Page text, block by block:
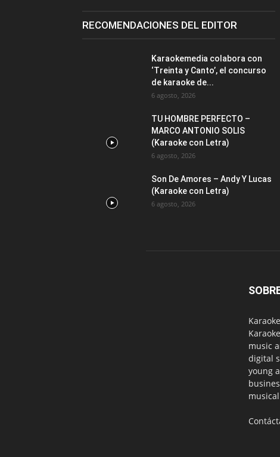
RECOMENDACIONES DEL EDITOR
Karaokemedia colabora con
‘Treinta y Canto’, el concurso
de karaoke de...
6 agosto, 2026
TU HOMBRE PERFECTO –
MARCO ANTONIO SOLIS
(Karaoke con Letra)
6 agosto, 2026
Son De Amores – Andy Y Lucas
(Karaoke con Letra)
6 agosto, 2026
music
digital
young